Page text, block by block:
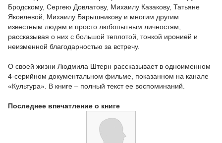
Бродскому, Сергею Довлатову, Михаилу Казакову, Татьяне
Яковлевой, Михаилу Барышникову и многим другим
известным людям и просто любопытным личностям,
рассказывая о них с большой теплотой, тонкой иронией и
неизменной благодарностью за встречу.
О своей жизни Людмила Штерн рассказывает в одноименном
4-серийном документальном фильме, показанном на канале
«Культура». В книге – полный текст ее воспоминаний.
Последнее впечатление о книге